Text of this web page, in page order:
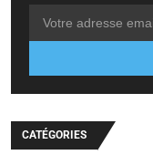
CATÉGORIES